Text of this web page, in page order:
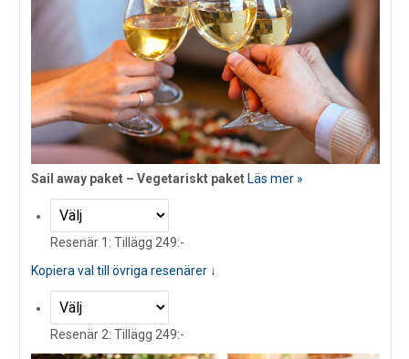
Sail away paket – Vegetariskt paket Läs mer »
Resenär 1: Tillägg 249:-
Kopiera val till övriga resenärer ↓
Resenär 2: Tillägg 249:-